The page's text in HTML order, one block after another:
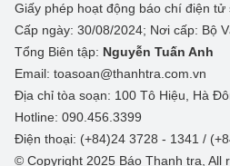
Giấy phép hoạt động báo chí điện tử
Cấp ngày: 30/08/2024; Nơi cấp: Bộ
Tổng Biên tập: Nguyễn Tuấn Anh
Email: toasoan@thanhtra.com.vn
Địa chỉ tòa soạn: 100 Tô Hiệu, Hà
Hotline: 090.456.3399
Điện thoại: (+84)24 3728 - 1341 /
© Copyright 2025 Báo Thanh tra, All